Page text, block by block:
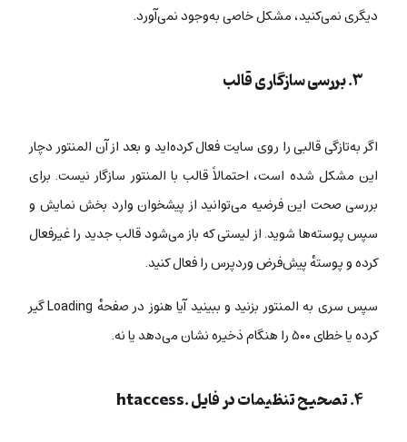
دیگری نمی‌کنید، مشکل خاصی به‌وجود نمی‌آورد.
۳. بررسی سازگاری قالب
اگر به‌تازگی قالبی را روی سایت‌ فعال کرده‌اید و بعد از آن المنتور دچار
این مشکل شده است، احتمالاً قالب با المنتور سازگار نیست. برای
بررسی صحت این فرضیه می‌توانید از پیشخوان وارد بخش نمایش و
سپس پوسته‌ها شوید. از لیستی که باز می‌شود قالب جدید را غیرفعال
کرده و پوستهٔ پیش‌فرض وردپرس را فعال کنید.
سپس سری به المنتور بزنید و ببینید آيا هنوز در صفحهٔ Loading گیر
کرده یا خطای ۵۰۰ را هنگام ذخیره
نشان می‌دهد یا نه.
۴. تصحیح تنظیمات در فایل .htaccess